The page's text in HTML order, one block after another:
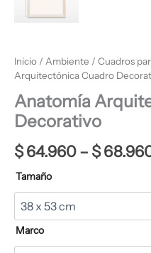
Inicio / Ambiente / Cuadros
Arquitectónica Cuadro
Anatomía
Decorativo
$64.960– $
Tamaño
Marco